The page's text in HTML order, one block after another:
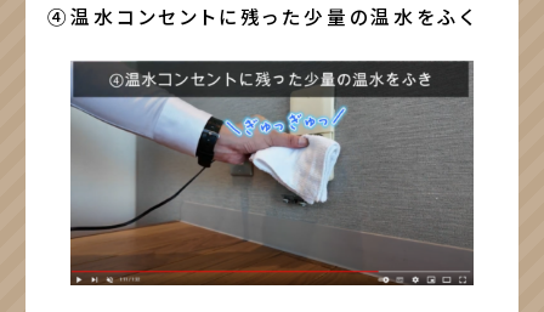
④温水コンセントに残った少量の温水をふく